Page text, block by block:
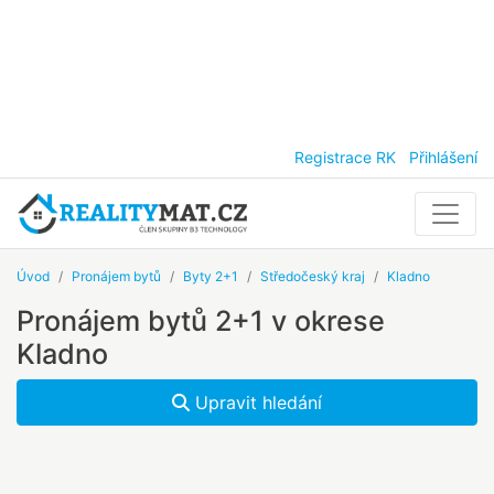
Registrace RK Přihlášení
Úvod Pronájem bytů Byty 2+1 Středočeský kraj Kladno
Pronájem bytů 2+1 v okrese
Kladno
Upravit hledání